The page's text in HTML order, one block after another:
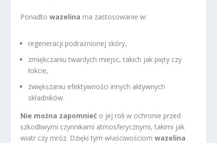
Ponadtowazelina ma zastosowanie w:
regeneracji podrażnionej skóry,
zmiękczaniu twardych miejsc, takich jak pięty czy
łokcie,
zwiększaniu efektywności innych aktywnych
składników.
Nie można zapomnieć o jej roli w ochronie przed
szkodliwymi czynnikami atmosferycznymi, takimi jak
wiatr czy mróz. Dzięki tym właściwościomwazelina